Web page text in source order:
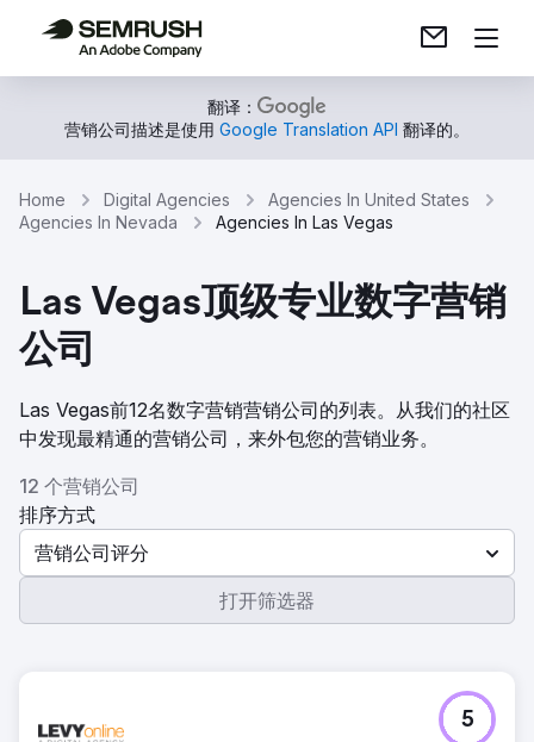
翻译：
营销公司描述是使用 Google Translation API 翻译的。
Home Digital Agencies
Agencies In United States
Agencies In Nevada
Agencies In Las Vegas
Las Vegas顶级专业数字营销
公司
Las Vegas前12名数字营销营销公司的列表。从我们的社区
中发现最精通的营销公司，来外包您的营销业务。
12 个营销公司
排序方式
营销公司评分
打开筛选器
5